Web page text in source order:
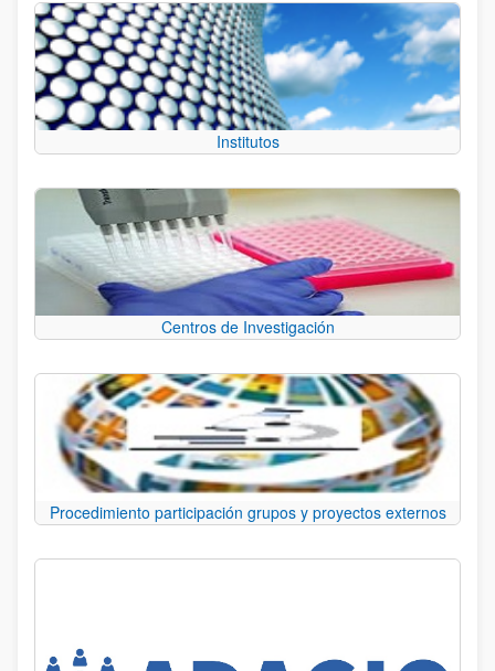
Institutos
Centros de Investigación
Procedimiento participación grupos y proyectos externos